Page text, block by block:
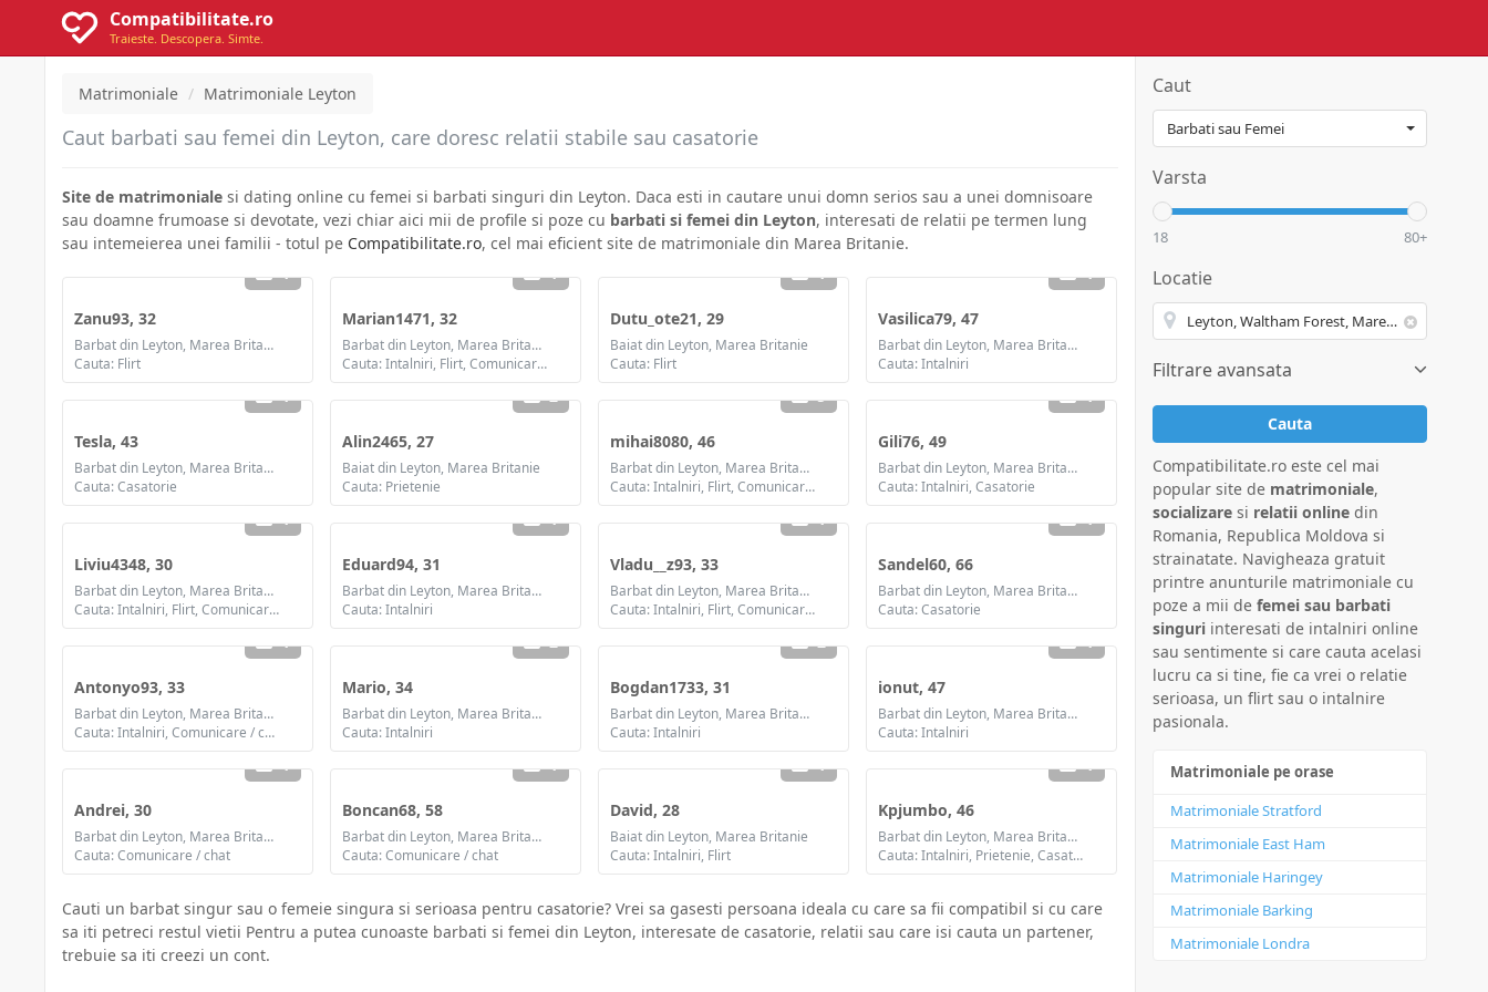
Compatibilitate.ro
Traieste. Descopera. Simte.
Matrimoniale Matrimoniale Leyton
Caut barbati sau femei din Leyton, care doresc relatii stabile sau casatorie
Site de matrimoniale si dating online cu femei si barbati singuri din Leyton. Daca esti in cautare unui domn serios sau a unei domnisoare
sau doamne frumoase si devotate, vezi chiar aici mii de profile si poze cu barbati si femei din Leyton, interesati de relatii pe termen lung
sau intemeierea unei familii - totul pe Compatibilitate.ro, cel mai eficient site de matrimoniale din Marea Britanie.
1
Zanu93, 32
Barbat din Leyton, Marea Britanie
Cauta: Flirt
1
Marian1471, 32
Barbat din Leyton, Marea Britanie
Cauta: Intalniri, Flirt, Comunicare / chat, Prietenie, Casatorie
1
Dutu_ote21, 29
Baiat din Leyton, Marea Britanie
Cauta: Flirt
1
Vasilica79, 47
Barbat din Leyton, Marea Britanie
Cauta: Intalniri
1
Tesla, 43
Barbat din Leyton, Marea Britanie
Cauta: Casatorie
2
Alin2465, 27
Baiat din Leyton, Marea Britanie
Cauta: Prietenie
5
mihai8080, 46
Barbat din Leyton, Marea Britanie
Cauta: Intalniri, Flirt, Comunicare / chat, Prietenie, Casatorie
1
Gili76, 49
Barbat din Leyton, Marea Britanie
Cauta: Intalniri, Casatorie
1
Liviu4348, 30
Barbat din Leyton, Marea Britanie
Cauta: Intalniri, Flirt, Comunicare / chat, Prietenie, Casatorie
1
Eduard94, 31
Barbat din Leyton, Marea Britanie
Cauta: Intalniri
1
Vladu__z93, 33
Barbat din Leyton, Marea Britanie
Cauta: Intalniri, Flirt, Comunicare / chat, Prietenie
1
Sandel60, 66
Barbat din Leyton, Marea Britanie
Cauta: Casatorie
1
Antonyo93, 33
Barbat din Leyton, Marea Britanie
Cauta: Intalniri, Comunicare / chat, Prietenie
2
Mario, 34
Barbat din Leyton, Marea Britanie
Cauta: Intalniri
2
Bogdan1733, 31
Barbat din Leyton, Marea Britanie
Cauta: Intalniri
1
ionut, 47
Barbat din Leyton, Marea Britanie
Cauta: Intalniri
1
Andrei, 30
Barbat din Leyton, Marea Britanie
Cauta: Comunicare / chat
1
Boncan68, 58
Barbat din Leyton, Marea Britanie
Cauta: Comunicare / chat
1
David, 28
Baiat din Leyton, Marea Britanie
Cauta: Intalniri, Flirt
1
Kpjumbo, 46
Barbat din Leyton, Marea Britanie
Cauta: Intalniri, Prietenie, Casatorie
Cauti un barbat singur sau o femeie singura si serioasa pentru casatorie? Vrei sa gasesti persoana ideala cu care sa fii compatibil si cu care
sa iti petreci restul vietii Pentru a putea cunoaste barbati si femei din Leyton, interesate de casatorie, relatii sau care isi cauta un partener,
trebuie sa iti creezi un cont.
Caut
Varsta
18 80+
Locatie
Filtrare avansata
Cauta
Compatibilitate.ro este cel mai
popular site de matrimoniale,
socializaresi relatii onlinedin
Romania, Republica Moldova si
strainatate. Navigheaza gratuit
printre anunturile matrimoniale cu
poze a mii de femei sau barbati
singuriinteresati de intalniri online
sau sentimente si care cauta acelasi
lucru ca si tine, fie ca vrei o relatie
serioasa, un flirt sau o intalnire
pasionala.
Matrimoniale pe orase
Matrimoniale Stratford
Matrimoniale East Ham
Matrimoniale Haringey
Matrimoniale Barking
Matrimoniale Londra